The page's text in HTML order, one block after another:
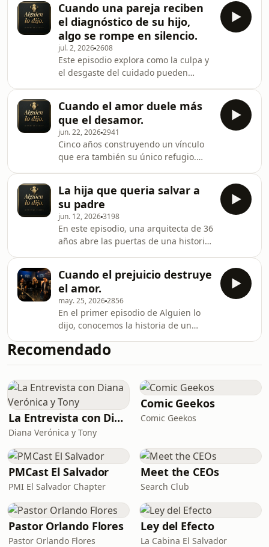
completamente distintas. Mientras
uno intenta sostener a la familia, el
otro busca escapar del dolor
refugiándose en una infidelidad. ¿Por
qué algunas personas huyen cuando
el sufrimiento es demasiado intenso?
Cuando una pareja reciben
el diagnóstico de su hijo,
algo se rompe en silencio.
jul. 2, 20262608
Este episodio explora como la culpa y
el desgaste del cuidado pueden
historia sobre lo que pasa cuando dos
personas sobreviven a una crisis,
pero dejan de sobrevivirse el uno al
otro.
Cuando el amor duele más
que el desamor.
jun. 22, 20262941
Cinco años construyendo un vínculo
que era también su único refugio.
se había sentido segura. Lo que vino
después, el alcohol, las noches vacías,
las relaciones impulsivas, no fue
debilidad. Fue una persona buscando
sobrevivir con lo que tenía. Alfonso y
Cristina nos ayudan a entender cómo
la historia familiar se cuela en
La hija que queria salvar a
su padre
jun. 12, 20263198
En este episodio, una arquitecta de 36
años abre las puertas de una historia
silenciosas de crecer en un hogar
lleno de discusiones y la sensación de
llegar a la adultez preguntándose:
“¿He fallado como mujer?”
Cuando el prejuicio destruye
el amor.
may. 25, 20262856
En el primer episodio de Alguien lo
dijo, conocemos la historia de un
mujerfascinante ... hasta que
descubre un detalle que cambia por
Recomendado
La Entrevista con Diana Verónica y Tony
Diana Verónica y Tony
Comic Geekos
Comic Geekos
PMCast El Salvador
PMI El Salvador Chapter
Meet the CEOs
Search Club
Pastor Orlando Flores
Pastor Orlando Flores
Ley del Efecto
La Cabina El Salvador